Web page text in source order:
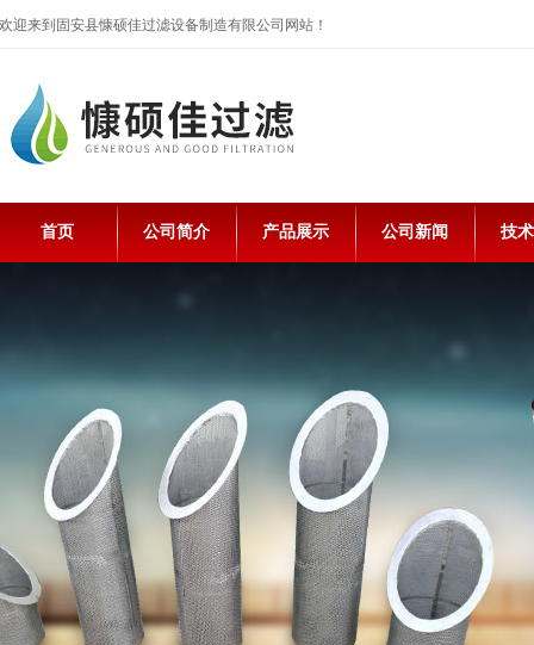
欢迎来到固安县慷硕佳过滤设备制造有限公司网站！
首页 公司简介 产品展示 公司新闻 技